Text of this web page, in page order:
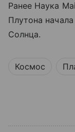
Ранее Наука
Плутона
Солнца.
Космос